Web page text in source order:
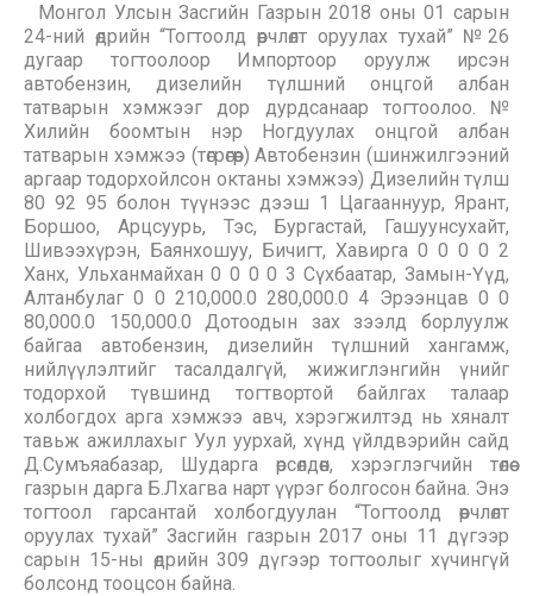
Монгол Улсын Засгийн Газрын 2018 оны 01 сарын
24-ний өдрийн “Тогтоолд өөрчлөлт оруулах тухай” №26
дугаар тогтоолоор Импортоор оруулж ирсэн
автобензин, дизелийн түлшний онцгой албан
татварын хэмжээг дор дурдсанаар тогтоолоо. №
Хилийн боомтын нэр Ногдуулах онцгой албан
татварын хэмжээ (төгрөгөөр) Автобензин (шинжилгээний
аргаар тодорхойлсон октаны хэмжээ) Дизелийн түлш
80 92 95 болон түүнээс дээш 1 Цагааннуур, Ярант,
Боршоо, Арцсуурь, Тэс, Бургастай, Гашуунсухайт,
Шивээхүрэн, Баянхошуу, Бичигт, Хавирга 0 0 0 0 2
Ханх, Ульханмайхан 0 0 0 0 3 Сүхбаатар, Замын-Үүд,
Алтанбулаг 0 0 210,000.0 280,000.0 4 Эрээнцав 0 0
80,000.0 150,000.0 Дотоодын зах зээлд борлуулж
байгаа автобензин, дизелийн түлшний хангамж,
нийлүүлэлтийг тасалдалгүй, жижиглэнгийн үнийг
тодорхой түвшинд тогтвортой байлгах талаар
холбогдох арга хэмжээ авч, хэрэгжилтэд нь хяналт
тавьж ажиллахыг Уул уурхай, хүнд үйлдвэрийн сайд
Д.Сумъяабазар, Шударга өрсөлдөөн, хэрэглэгчийн төлөө
газрын дарга Б.Лхагва нарт үүрэг болгосон байна. Энэ
тогтоол гарсантай холбогдуулан “Тогтоолд өөрчлөлт
оруулах тухай” Засгийн газрын 2017 оны 11 дүгээр
сарын 15-ны өдрийн 309 дүгээр тогтоолыг хүчингүй
болсонд тооцсон байна.